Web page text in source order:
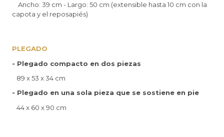
Ancho: 39 cm - Largo: 50 cm (extensible hasta 10 cm con la
capota y el reposapiés)
PLEGADO
- Plegado compacto en dos piezas
89 x 53 x 34 cm
- Plegado en una sola pieza que se sostiene en pie
44 x 60 x 90 cm